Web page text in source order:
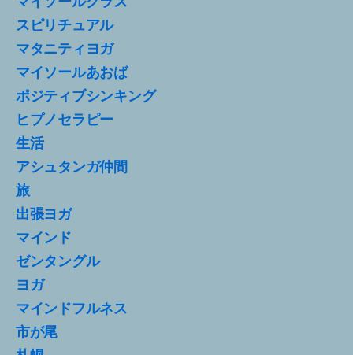
スピリチュアル
マタニティヨガ
マイソールあおば
ポジティブシンキング
ヒプノセラピー
生活
アシュタンガ仲間
旅
出張ヨガ
マインド
ゼンタングル
ヨガ
マインドフルネス
市が尾